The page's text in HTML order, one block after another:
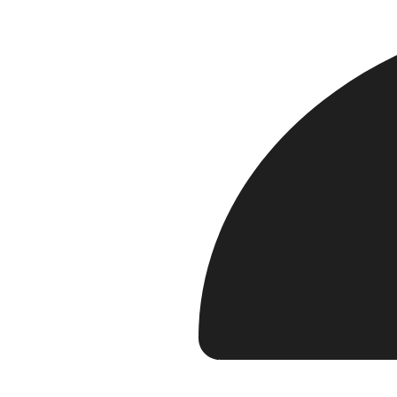
Прокат шезлонга в свободной зоне
08:00 до 20:00.
Расчётный час согласно режиму работы